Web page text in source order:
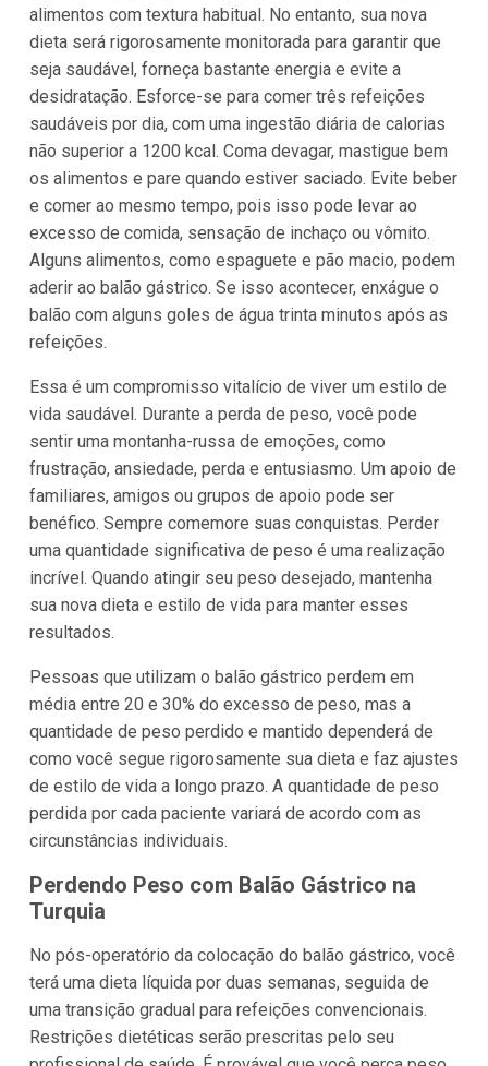
alimentos com textura habitual. No entanto, sua nova
dieta será rigorosamente monitorada para garantir que
seja saudável, forneça bastante energia e evite a
desidratação. Esforce-se para comer três refeições
saudáveis por dia, com uma ingestão diária de calorias
não superior a 1200 kcal. Coma devagar, mastigue bem
os alimentos e pare quando estiver saciado. Evite beber
e comer ao mesmo tempo, pois isso pode levar ao
excesso de comida, sensação de inchaço ou vômito.
Alguns alimentos, como espaguete e pão macio, podem
aderir ao balão gástrico. Se isso acontecer, enxágue o
balão com alguns goles de água trinta minutos após as
refeições.
Essa é um compromisso vitalício de viver um estilo de
vida saudável. Durante a perda de peso, você pode
sentir uma montanha-russa de emoções, como
frustração, ansiedade, perda e entusiasmo. Um apoio de
familiares, amigos ou grupos de apoio pode ser
benéfico. Sempre comemore suas conquistas. Perder
uma quantidade significativa de peso é uma realização
incrível. Quando atingir seu peso desejado, mantenha
sua nova dieta e estilo de vida para manter esses
resultados.
Pessoas que utilizam o balão gástrico perdem em
média entre 20 e 30% do excesso de peso, mas a
quantidade de peso perdido e mantido dependerá de
como você segue rigorosamente sua dieta e faz ajustes
de estilo de vida a longo prazo. A quantidade de peso
perdida por cada paciente variará de acordo com as
circunstâncias individuais.
Perdendo Peso com Balão Gástrico na
Turquia
No pós-operatório da colocação do balão gástrico, você
terá uma dieta líquida por duas semanas, seguida de
uma transição gradual para refeições convencionais.
Restrições dietéticas serão prescritas pelo seu